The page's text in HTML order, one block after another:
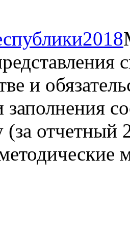
2018
и
заполнения
(за отчетный